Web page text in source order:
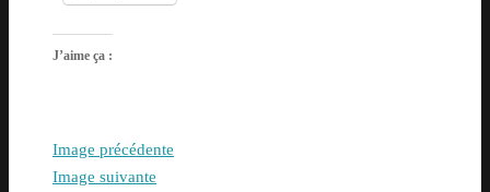
J’aime ça :
Image précédente
Image suivante